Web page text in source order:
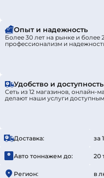
ЕС (Мадрид, Испания).
сетевыми ритейлерами
доступность решений.
испытания в профильных
необходимый пакет
позиционируется как
базируется на сочетании
Опыт и надежность
Более 30 лет на рынке и более
профессионализм и
Удобство и доступность
Сеть из 12 магазинов, онлайн-
делают наши услуги
Доставка: за
Авто тоннажем до: 20
Регион: в